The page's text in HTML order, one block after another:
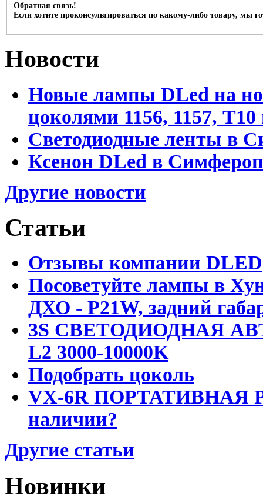
Обратная связь!
Если хотите проконсультироваться по какому-либо товару, мы
Новости
Новые лампы DLed на
цоколями 1156, 1157,
Светодиодные ленты в
Ксенон DLed в
Другие новости
Статьи
Отзывы компании DLED
Посоветуйте лампы в
ДХО - P21W, задний
3S СВЕТОДИОДНАЯ
L2 3000-10000K
Подобрать цоколь
VX-6R ПОРТАТИВНАЯ
наличии?
Другие статьи
Новинки